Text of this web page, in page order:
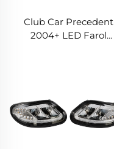
Club Car Precedent
2004+ LED Farol